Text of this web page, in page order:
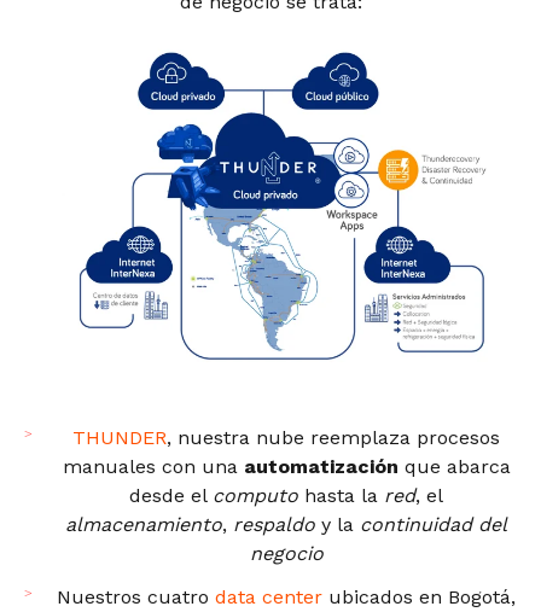
THUNDER, nuestra nube reemplaza procesos
manuales con una automatización que abarca
desde el computo hasta la red, el
almacenamiento, respaldo y la continuidad del
negocio
Nuestros cuatro data center ubicados en Bogotá,